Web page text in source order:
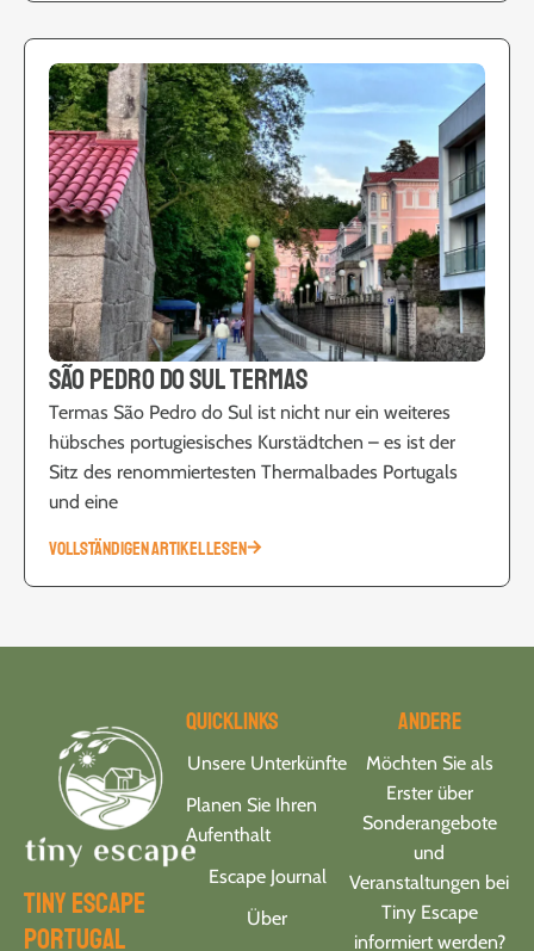
São Pedro do Sul Termas
Termas São Pedro do Sul ist nicht nur ein weiteres
hübsches portugiesisches Kurstädtchen – es ist der
Sitz des renommiertesten Thermalbades Portugals
und eine
VOLLSTÄNDIGEN ARTIKEL LESEN
tiny escape
portugal
Quicklinks
Unsere Unterkünfte
Planen Sie Ihren
Aufenthalt
Escape Journal
Über
Andere
Möchten Sie als
Erster über
Sonderangebote
und
Veranstaltungen bei
Tiny Escape
informiert werden?